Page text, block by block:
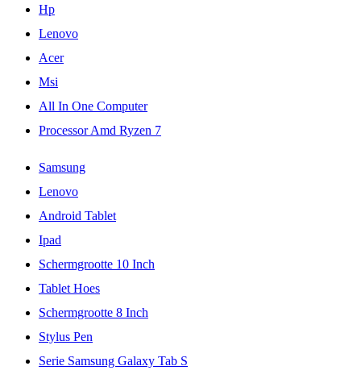
Hp
Lenovo
Acer
Msi
All In One Computer
Processor Amd Ryzen 7
Samsung
Lenovo
Android Tablet
Ipad
Schermgrootte 10 Inch
Tablet Hoes
Schermgrootte 8 Inch
Stylus Pen
Serie Samsung Galaxy Tab S